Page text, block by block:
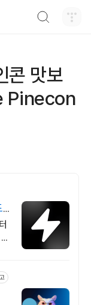
콘 맛보
Pinecon